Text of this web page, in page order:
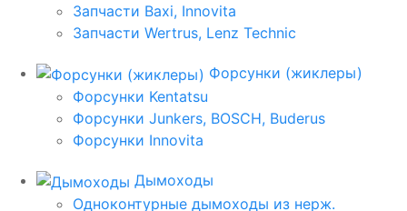
Запчасти Baxi, Innovita
Запчасти Wertrus, Lenz Technic
Форсунки (жиклеры)
Форсунки Kentatsu
Форсунки Junkers, BOSCH, Buderus
Форсунки Innovita
Дымоходы
Одноконтурные дымоходы из нерж.